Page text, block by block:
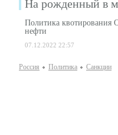
На рожденный в
Политика квотирования
нефти
07.12.2022 22:57
Россия Политика Санкции